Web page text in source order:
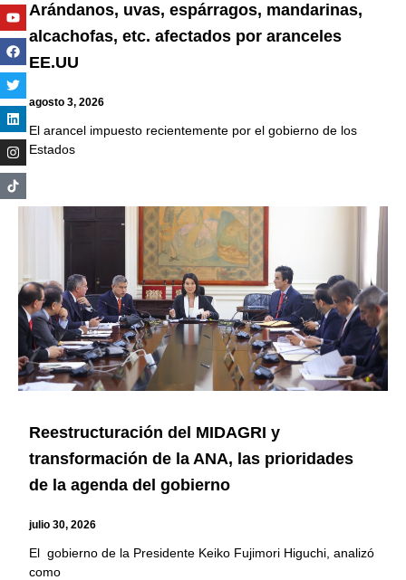
Arándanos, uvas, espárragos, mandarinas,
alcachofas, etc. afectados por aranceles
EE.UU
agosto 3, 2026
El arancel impuesto recientemente por el gobierno de los
Estados
Reestructuración del MIDAGRI y
transformación de la ANA, las prioridades
de la agenda del gobierno
julio 30, 2026
El gobierno de la Presidente Keiko Fujimori Higuchi, analizó
como
Youtube
Facebook
Twitter
Linkedin
Instagram